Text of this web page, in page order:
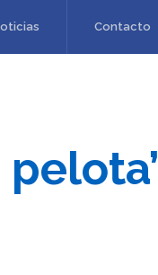
Contacto